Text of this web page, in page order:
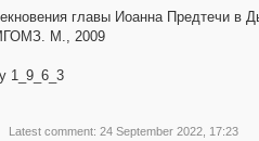
главы Иоанна Предтечи в
МГОМЗ. М., 2009
1_9_6_3
Latest comment: 24 September 2022, 17:23